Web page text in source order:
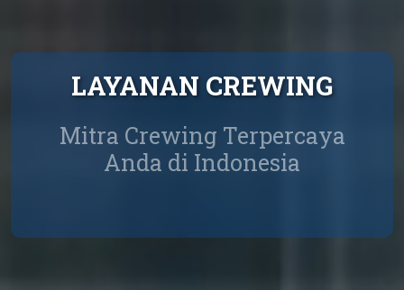
LAYANAN CREWING
Mitra Crewing Terpercaya
Anda di Indonesia